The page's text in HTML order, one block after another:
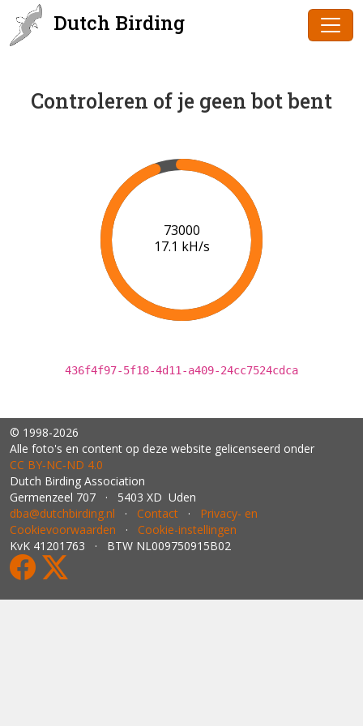
Dutch Birding
Controleren of je geen bot bent
74000
17.1 kH/s
436f4f97-5f18-4d11-a409-24cc7524cdca
© 1998-2026
Alle foto's en content op deze website gelicenseerd onder
CC BY‑NC‑ND 4.0
Dutch Birding Association
Germenzeel 707 · 5403 XD Uden
dba@dutchbirding.nl · Contact · Privacy- en
Cookievoorwaarden · Cookie-instellingen
KvK 41201763 · BTW NL009750915B02